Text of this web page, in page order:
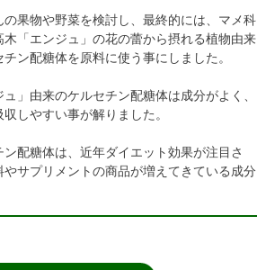
の果物や野菜を検討し、最終的には、マメ科
木「エンジュ」の花の蕾から摂れる植物由来
ン配糖体を原料に使う事にしました。
ュ」由来のケルセチン配糖体は成分がよく、
しやすい事が解りました。
ン配糖体は、近年ダイエット効果が注目さ
やサプリメントの商品が増えてきている成分